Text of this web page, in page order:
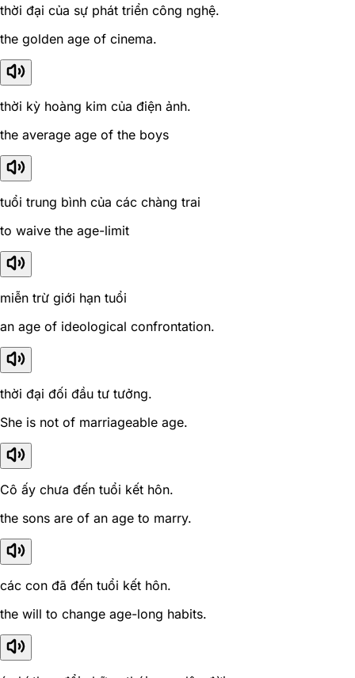
thời đại của sự phát triển công nghệ.
the golden age of cinema.
thời kỳ hoàng kim của điện ảnh.
the average age of the boys
tuổi trung bình của các chàng trai
to waive the age-limit
miễn trừ giới hạn tuổi
an age of ideological confrontation.
thời đại đối đầu tư tưởng.
She is not of marriageable age.
Cô ấy chưa đến tuổi kết hôn.
the sons are of an age to marry.
các con đã đến tuổi kết hôn.
the will to change age-long habits.